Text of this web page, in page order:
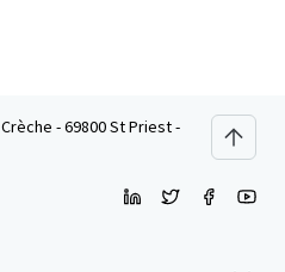
Crèche - 69800 St Priest - 2026